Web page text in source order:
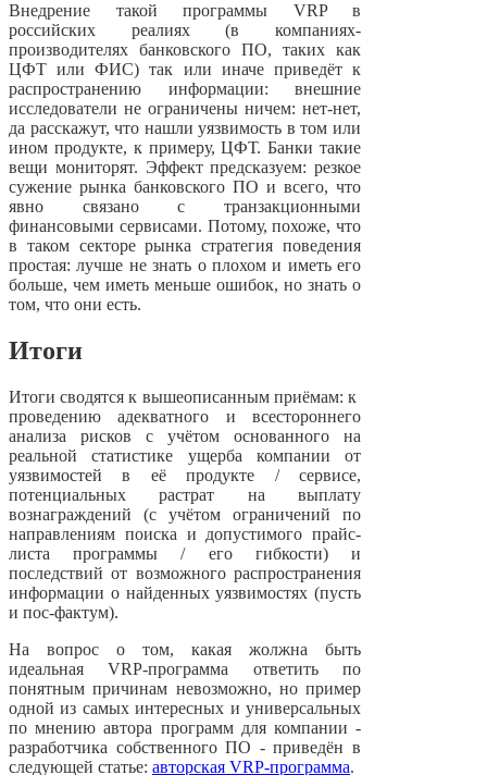
Внедрение такой программы VRP в
российских реалиях (в компаниях-
производителях банковского ПО, таких как
ЦФТ или ФИС) так или иначе приведёт к
распространению информации: внешние
исследователи не ограничены ничем: нет-нет,
да расскажут, что нашли уязвимость в том или
ином продукте, к примеру, ЦФТ. Банки такие
вещи мониторят. Эффект предсказуем: резкое
сужение рынка банковского ПО и всего, что
явно связано с транзакционными
финансовыми сервисами. Потому, похоже, что
в таком секторе рынка стратегия поведения
простая: лучше не знать о плохом и иметь его
больше, чем иметь меньше ошибок, но знать о
том, что они есть.
Итоги
Итоги сводятся к вышеописанным приёмам: к
проведению адекватного и всестороннего
анализа рисков с учётом основанного на
реальной статистике ущерба компании от
уязвимостей в её продукте / сервисе,
потенциальных растрат на выплату
вознаграждений (с учётом ограничений по
направлениям поиска и допустимого прайс-
листа программы / его гибкости) и
последствий от возможного распространения
информации о найденных уязвимостях (пусть
и пос-фактум).
На вопрос о том, какая жолжна быть
идеальная VRP-программа ответить по
понятным причинам невозможно, но пример
одной из самых интересных и универсальных
по мнению автора программ для компании -
разработчика собственного ПО - приведён в
следующей статье: авторская VRP-программа.